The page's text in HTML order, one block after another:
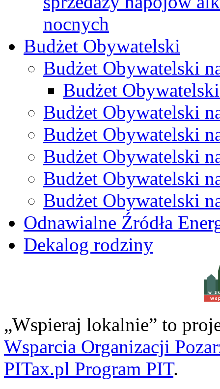
nocnych
Budżet Obywatelski
Budżet Obywatelski
Budżet
Budżet Obywatelski
Budżet Obywatelski
Budżet Obywatelski
Budżet Obywatelski
Budżet Obywatelski
Odnawialne Źródła
Dekalog rodziny
w
„Wspieraj lokalnie” to
Wsparcia Organizacji
PITax.pl Program PIT.